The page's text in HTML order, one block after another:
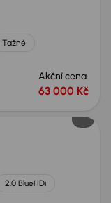
Tažné
Akční cena
63 000 Kč
2.0 BlueHDi